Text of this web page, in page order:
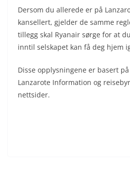
Dersom du allerede er på
kansellert, gjelder de samme
tillegg skal Ryanair sørge for at
inntil selskapet kan få deg hjem
Disse opplysningene er basert
Lanzarote Information og
nettsider.